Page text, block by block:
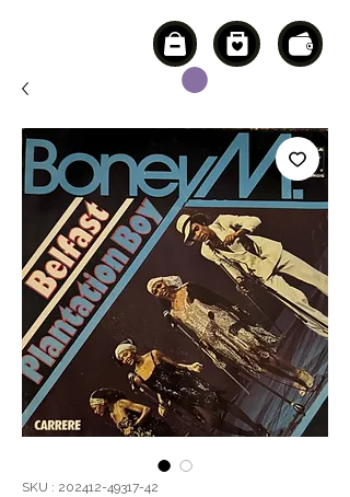
SKU : 202412-49317-42